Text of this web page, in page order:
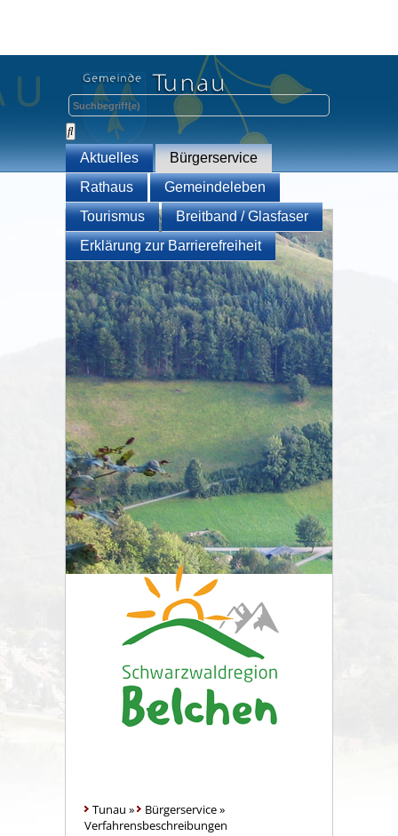
Aktuelles
Bürgerservice
Rathaus
Gemeindeleben
Tourismus
Breitband / Glasfaser
Erklärung zur Barrierefreiheit
Tunau » Bürgerservice»
Verfahrensbeschreibungen